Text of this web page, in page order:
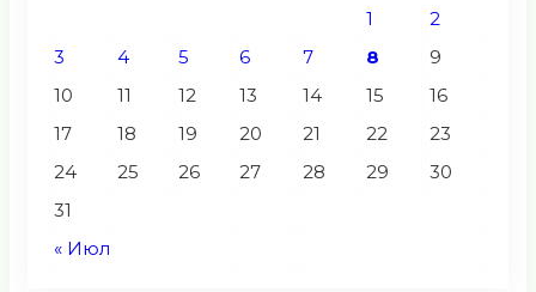
« Июл
1
2
3
4 5 6 7 8
9
10
11 12 13 14 15
16
17
18 19 20 21 22
23
24
25 26 27 28 29
30
31